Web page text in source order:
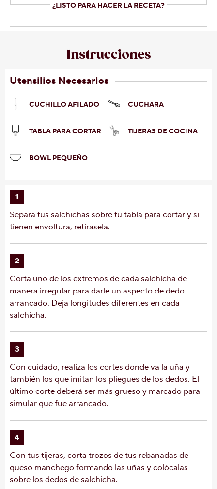
¿LISTO PARA HACER LA RECETA?
Instrucciones
Utensilios Necesarios
CUCHILLO AFILADO CUCHARA
TABLA PARA CORTAR TIJERAS DE COCINA
BOWL PEQUEÑO
1
Separa tus salchichas sobre tu tabla para cortar y si
tienen envoltura, retírasela.
2
Corta uno de los extremos de cada salchicha de
manera irregular para darle un aspecto de dedo
arrancado. Deja longitudes diferentes en cada
salchicha.
3
Con cuidado, realiza los cortes donde va la uña y
también los que imitan los pliegues de los dedos. El
último corte deberá ser más grueso y marcado para
simular que fue arrancado.
4
Con tus tijeras, corta trozos de tus rebanadas de
queso manchego formando las uñas y colócalas
sobre los dedos de salchicha.